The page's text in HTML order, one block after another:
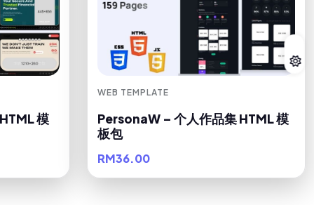
模
WEB TEMPLATE
PersonaW – 个人作品集 HTML 模
板包
RM36.00